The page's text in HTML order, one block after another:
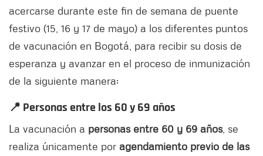
acercarse durante este fin de semana de puente
festivo (15, 16 y 17 de mayo) a los diferentes puntos
de vacunación en Bogotá, para recibir su dosis de
esperanza y avanzar en el proceso de inmunización
de la siguiente manera:
📍 Personas entre los 60 y 69 años
La vacunación a personas entre 60 y 69 años, se
realiza únicamente por agendamiento previo de las